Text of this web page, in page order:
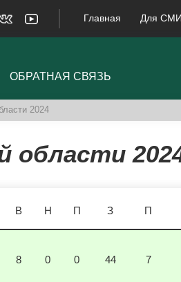
Главная Для СМИ
ОБРАТНАЯ СВЯЗЬ
2024
области
В Н П З П
8 0 0 44 7